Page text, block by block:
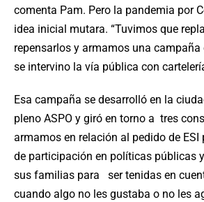
comenta Pam. Pero la pandemia por
idea inicial mutara. “Tuvimos que
repensarlos y armamos una
se intervino la vía pública con
Esa campaña se desarrolló en la
pleno ASPO y giró en torno a tres
armamos en relación al pedido de ESI
de participación en políticas públicas
sus familias para ser tenidas en
cuando algo no les gustaba o no les